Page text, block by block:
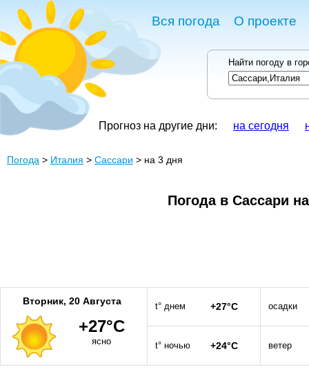
Вся погода О проекте
Найти погоду в
Прогноз на другие дни: на сегодня
Погода > Италия > Сассари > на 3 дня
Погода в Сассари
Вторник, 20 Августа
+27°C
ясно
t° днем +27°C осадки
t° ночью +24°C ветер